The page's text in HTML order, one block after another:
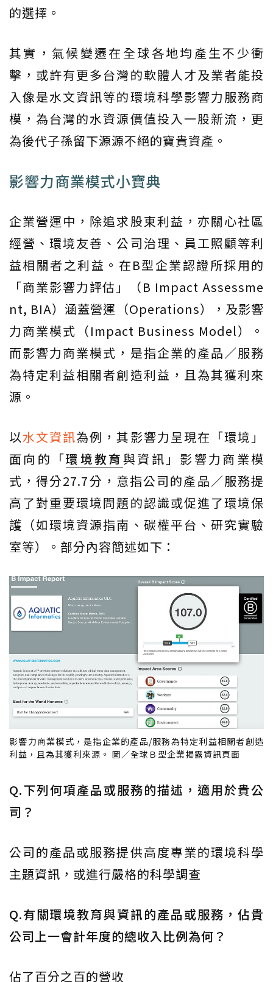
的選擇。
其實，氣候變遷在全球各地均產生不少衝
擊，或許有更多台灣的軟體人才及業者能投
入像是水文資訊等的環境科學影響力服務商
模，為台灣的水資源價值投入一股新流，更
為後代子孫留下源源不絕的寶貴資產。
影響力商業模式小寶典
企業營運中，除追求股東利益，亦關心社區
經營、環境友善、公司治理、員工照顧等利
益相關者之利益。在B型企業認證所採用的
「商業影響力評估」（B Impact Assessme
nt, BIA）涵蓋營運（Operations），及影響
力商業模式（Impact Business Model）。
而影響力商業模式，是指企業的產品／服務
為特定利益相關者創造利益，且為其獲利來
源。
以水文資訊為例，其影響力呈現在「環境」
面向的「環境教育與資訊」影響力商業模
式，得分27.7分，意指公司的產品／服務提
高了對重要環境問題的認識或促進了環境保
護（如環境資源指南、碳權平台、研究實驗
室等）。部分內容簡述如下：
影響力商業模式，是指企業的產品/服務為特定利益相關者創造
利益，且為其獲利來源。 圖／全球Ｂ型企業揭露資訊頁面
Q.下列何項產品或服務的描述，適用於貴公
司？
公司的產品或服務提供高度專業的環境科學
主題資訊，或進行嚴格的科學調查
Q.有關環境教育與資訊的產品或服務，佔貴
公司上一會計年度的總收入比例為何？
佔了百分之百的營收